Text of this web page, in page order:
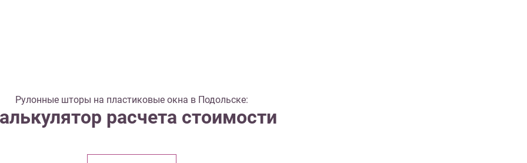
Рулонные шторы на пластиковые окна в Подольске:
расчета стоимости